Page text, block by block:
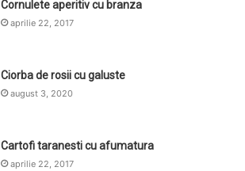
Cornulete aperitiv cu branza
aprilie 22, 2017
Ciorba de rosii cu galuste
august 3, 2020
Cartofi taranesti cu afumatura
aprilie 22, 2017